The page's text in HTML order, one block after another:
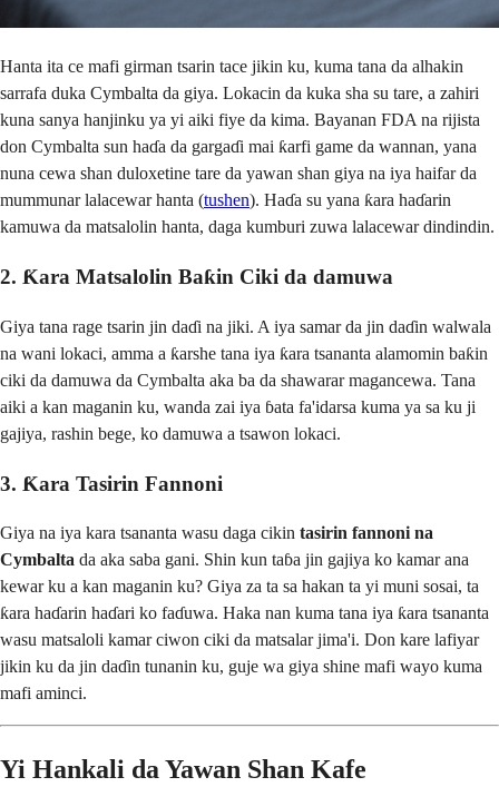
Hanta ita ce mafi girman tsarin tace jikin ku, kuma tana da alhakin
sarrafa duka Cymbalta da giya. Lokacin da kuka sha su tare, a zahiri
kuna sanya hanjinku ya yi aiki fiye da kima. Bayanan FDA na rijista
don Cymbalta sun haɗa da gargaɗi mai ƙarfi game da wannan, yana
nuna cewa shan duloxetine tare da yawan shan giya na iya haifar da
mummunar lalacewar hanta (tushen). Haɗa su yana ƙara haɗarin
kamuwa da matsalolin hanta, daga kumburi zuwa lalacewar dindindin.
2. Ƙara Matsalolin Baƙin Ciki da damuwa
Giya tana rage tsarin jin daɗi na jiki. A iya samar da jin daɗin walwala
na wani lokaci, amma a ƙarshe tana iya ƙara tsananta alamomin baƙin
ciki da damuwa da Cymbalta aka ba da shawarar magancewa. Tana
aiki a kan maganin ku, wanda zai iya ɓata fa'idarsa kuma ya sa ku ji
gajiya, rashin bege, ko damuwa a tsawon lokaci.
3. Ƙara Tasirin Fannoni
Giya na iya kara tsananta wasu daga cikin tasirin fannoni na
Cymbalta da aka saba gani. Shin kun taɓa jin gajiya ko kamar ana
kewar ku a kan maganin ku? Giya za ta sa hakan ta yi muni sosai, ta
ƙara haɗarin haɗari ko faɗuwa. Haka nan kuma tana iya ƙara tsananta
wasu matsaloli kamar ciwon ciki da matsalar jima'i. Don kare lafiyar
jikin ku da jin daɗin tunanin ku, guje wa giya shine mafi wayo kuma
mafi aminci.
Yi Hankali da Yawan Shan Kafe